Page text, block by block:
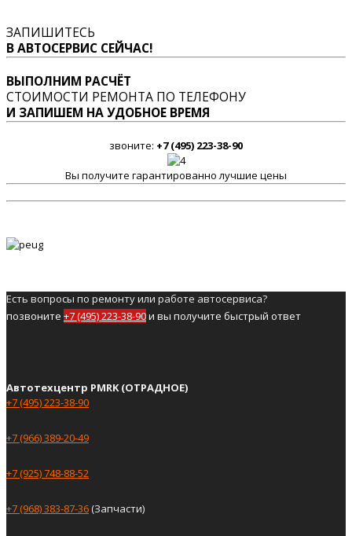
ЗАПИШИТЕСЬ
В АВТОСЕРВИС СЕЙЧАС!
ВЫПОЛНИМ РАСЧЁТ
СТОИМОСТИ РЕМОНТА ПО ТЕЛЕФОНУ
И ЗАПИШЕМ НА УДОБНОЕ ВРЕМЯ
звоните: +7 (495) 223-38-90
Вы получите гарантированно лучшие цены
Есть вопросы по ремонту или работе автосервиса?
позвоните +7 (495) 223-38-90и вы получите быстрый ответ
Автотехцентр PMRK (ОТРАДНОЕ)
+7 (495) 223-38-90
+7 (966) 389-20-49
+7 (925) 748-88-52
+7 (968) 383-87-36(Запчасти)